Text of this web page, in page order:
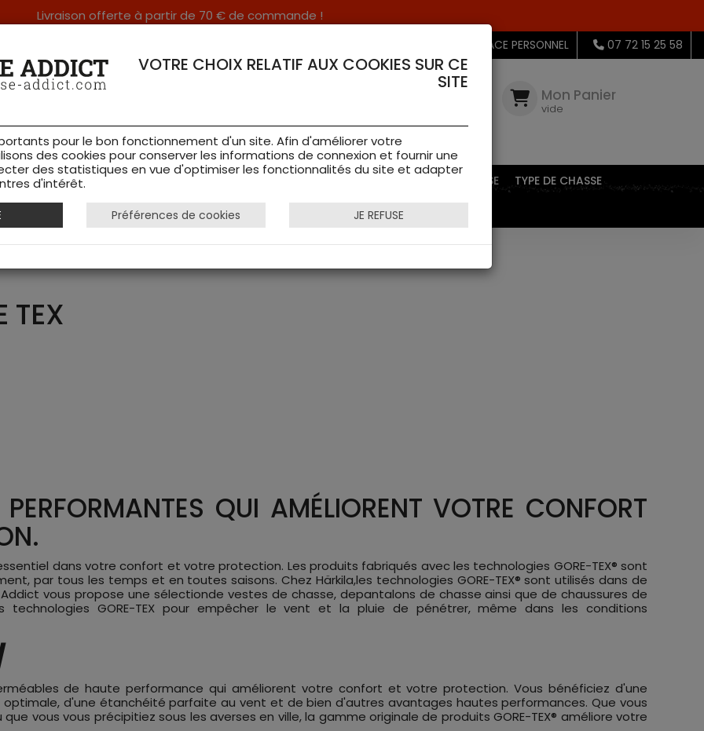
Livraison offerte à partir de 70 € de commande !
MON ESPACE PERSONNEL 07 72 15 25 58
vous
Mon Panier
vide
DE CHASSE RAYON FEMME CHAUSSURES EQUIPEMENTS DE CHASSE TYPE DE CHASSE
QUI AMÉLIORENT VOTRE CONFORT
dans votre confort et votre protection. Les produits fabriqués avec les technologies GORE-TEX® sont
par tous les temps et en toutes saisons. Chez Härkila,les technologies GORE-TEX® sont utilisés dans de
vous propose une sélectionde vestes de chasse, depantalons de chasse ainsi que de chaussures de
technologies GORE-TEX pour empêcher le vent et la pluie de pénétrer, même dans les conditions
de haute performance qui améliorent votre confort et votre protection. Vous bénéficiez d'une
d'une étanchéité parfaite au vent et de bien d'autres avantages hautes performances. Que vous
vous vous précipitiez sous les averses en ville, la gamme originale de produits GORE-TEX® améliore votre
VOTRE CHOIX RELATIF AUX COOKIES SUR CE
SITE
pour le bon fonctionnement d'un site. Afin d'améliorer votre
des cookies pour conserver les informations de connexion et fournir une
des statistiques en vue d'optimiser les fonctionnalités du site et adapter
d'intérêt.
Préférences de cookies JE REFUSE